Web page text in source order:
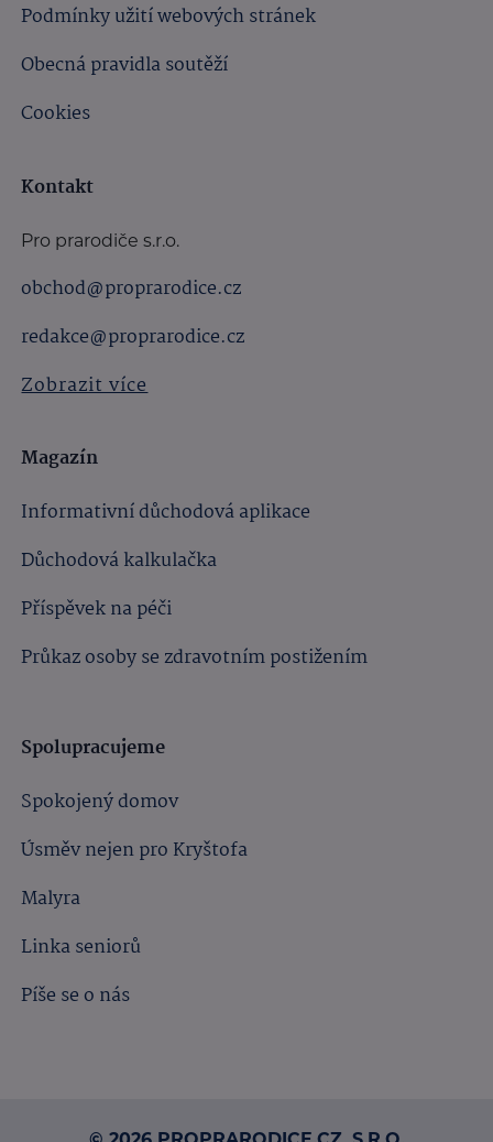
Podmínky užití webových stránek
Obecná pravidla soutěží
Cookies
Kontakt
Pro prarodiče s.r.o.
obchod@proprarodice.cz
redakce@proprarodice.cz
Zobrazit více
Magazín
Informativní důchodová aplikace
Důchodová kalkulačka
Příspěvek na péči
Průkaz osoby se zdravotním postižením
Spolupracujeme
Spokojený domov
Úsměv nejen pro Kryštofa
Malyra
Linka seniorů
Píše se o nás